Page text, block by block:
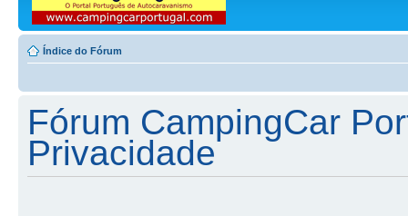
Índice do Fórum
Fórum CampingCar
Privacidade